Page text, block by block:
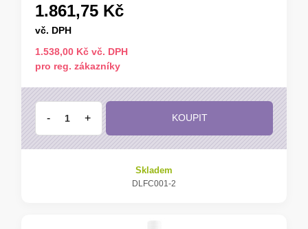
1.861,75 Kč
vč. DPH
1.538,00 Kč vč. DPH
pro reg. zákazníky
- + KOUPIT
Skladem
DLFC001-2